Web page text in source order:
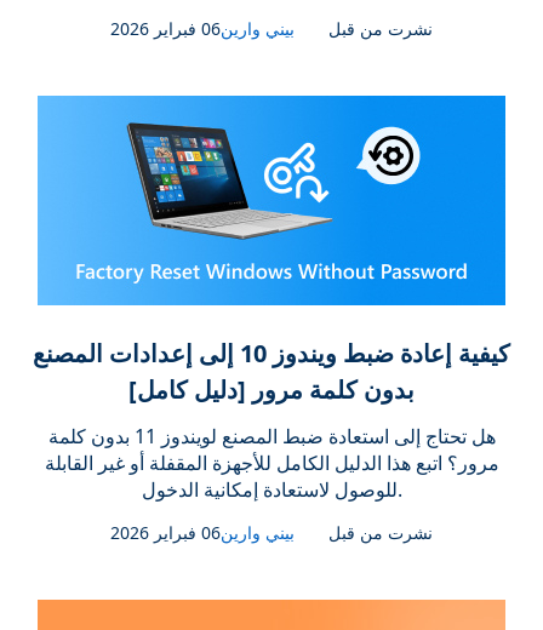
نشرت من قبل بيني وارين06 فبراير 2026
كيفية إعادة ضبط ويندوز 10 إلى إعدادات المصنع
بدون كلمة مرور [دليل كامل]
هل تحتاج إلى استعادة ضبط المصنع لويندوز 11 بدون كلمة
مرور؟ اتبع هذا الدليل الكامل للأجهزة المقفلة أو غير القابلة
للوصول لاستعادة إمكانية الدخول.
نشرت من قبل بيني وارين06 فبراير 2026